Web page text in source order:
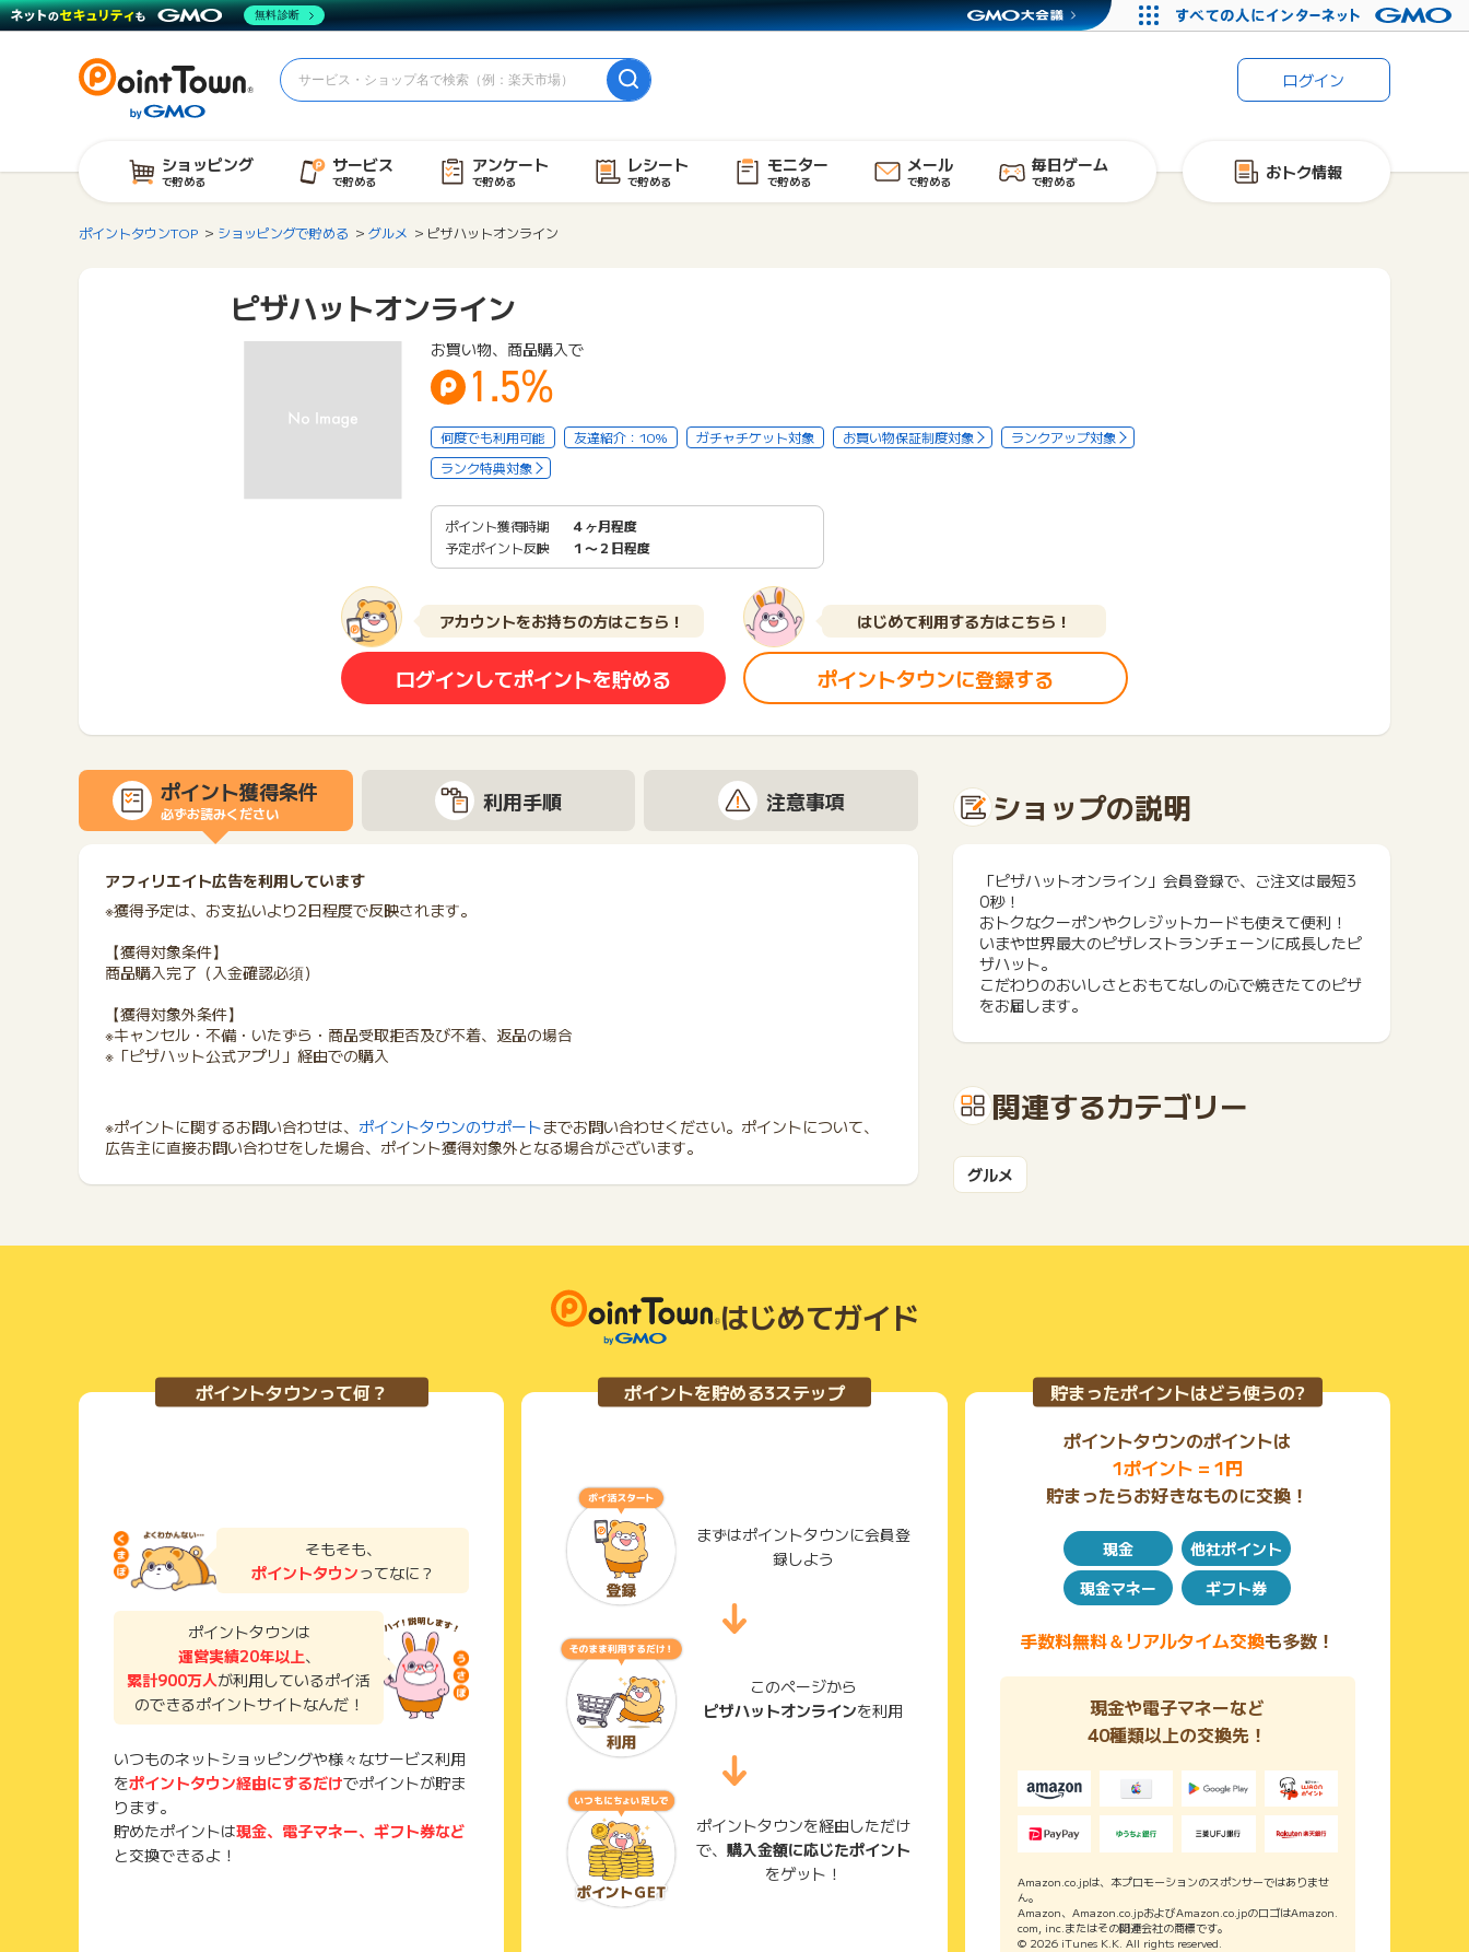
ログイン
ショッピング
で貯める
サービス
で貯める
アンケート
で貯める
レシート
で貯める
モニター
で貯める
メール
で貯める
毎日ゲーム
で貯める おトク情報
ポイントタウンTOP ショッピングで貯める グルメ ピザハットオンライン
ピザハットオンライン
お買い物、商品購入で
1.5%
何度でも利用可能 友達紹介：10% ガチャチケット対象 お買い物保証制度対象
ランクアップ対象
ランク特典対象
ポイント獲得時期
４ヶ月程度
予定ポイント反映
１〜２日程度
アカウントをお持ちの方はこちら！
ログインしてポイントを貯める
はじめて利用する方はこちら！
ポイントタウンに登録する
ポイント獲得条件
必ずお読みください 利用手順 注意事項
アフィリエイト広告を利用しています
※獲得予定は、お支払いより2日程度で反映されます。
【獲得対象条件】
商品購入完了（入金確認必須）
【獲得対象外条件】
※キャンセル・不備・いたずら・商品受取拒否及び不着、返品の場合
※「ピザハット公式アプリ」経由での購入
※ポイントに関するお問い合わせは、 ポイントタウンのサポートまでお問い合わせください。ポイントについて、
広告主に直接お問い合わせをした場合、ポイント獲得対象外となる場合がございます。
ショップの説明
「ピザハットオンライン」会員登録で、ご注文は最短3
0秒！
おトクなクーポンやクレジットカードも使えて便利！
いまや世界最大のピザレストランチェーンに成長したピ
ザハット。
こだわりのおいしさとおもてなしの心で焼きたてのピザ
をお届します。
関連するカテゴリー
グルメ
はじめてガイド
ポイントタウンって何？
そもそも、
ポイントタウンってなに？
ポイントタウンは
運営実績20年以上、
累計900万人が利用しているポイ活
のできるポイントサイトなんだ！
いつものネットショッピングや様々なサービス利用
をポイントタウン経由にするだけでポイントが貯ま
ります。
貯めたポイントは現金、電子マネー、ギフト券など
と交換できるよ！
ポイントを貯める3ステップ
まずはポイントタウンに会員登
録しよう
このページから
ピザハットオンラインを利用
ポイントタウンを経由しただけ
で、 購入金額に応じたポイント
をゲット！
貯まったポイントはどう使うの?
ポイントタウンのポイントは
1ポイント = 1円
貯まったらお好きなものに交換！
現金
他社ポイント
現金マネー
ギフト券
手数料無料＆リアルタイム交換も多数！
現金や電子マネーなど
40種類以上の交換先！
Amazon.co.jpは、本プロモーションのスポンサーではありませ
ん。
Amazon、Amazon.co.jpおよびAmazon.co.jpのロゴはAmazon.
com, inc.またはその関連会社の商標です。
© 2026 iTunes K.K. All rights reserved.
無料診断